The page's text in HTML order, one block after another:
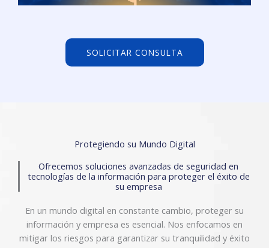
SOLICITAR CONSULTA
Protegiendo su Mundo Digital
Ofrecemos soluciones avanzadas de seguridad en
tecnologías de la información para proteger el éxito de
su empresa
En un mundo digital en constante cambio, proteger su
información y empresa es esencial. Nos enfocamos en
mitigar los riesgos para garantizar su tranquilidad y éxito